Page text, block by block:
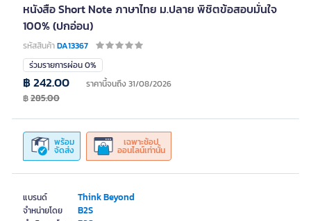
หนังสือ Short Note ภาษาไทย ม.ปลาย พิชิตข้อสอบมั่นใจ
100% (ปกอ่อน)
รหัสสินค้าDA13367
แบรนด์ Think Beyond
จำหน่ายโดย B2S
ร่วมรายการผ่อน 0%
พร้อม
จัดส่ง
เฉพาะช้อป
ออนไลน์เท่านั้น
฿ 242.00 ราคานี้จนถึง 31/08/2026
฿285.00